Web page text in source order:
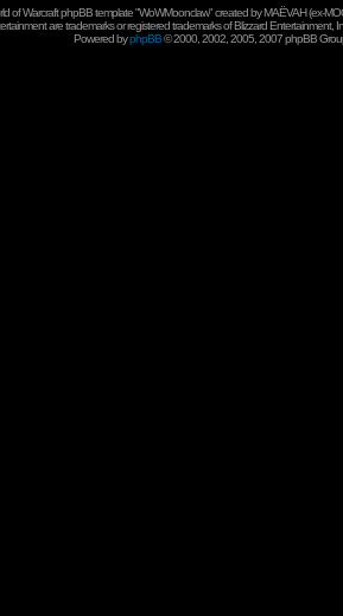
of Warcraft phpBB template "WoWMoonclaw" created byMAËVAH(ex-
are trademarks or registered trademarks of Blizzard
Powered byphpBB© 2000, 2002, 2005, 2007 phpBB